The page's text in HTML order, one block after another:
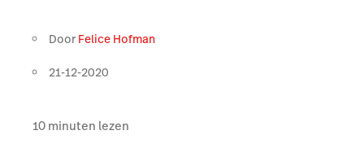
Door Felice Hofman
21-12-2020
10minuten lezen